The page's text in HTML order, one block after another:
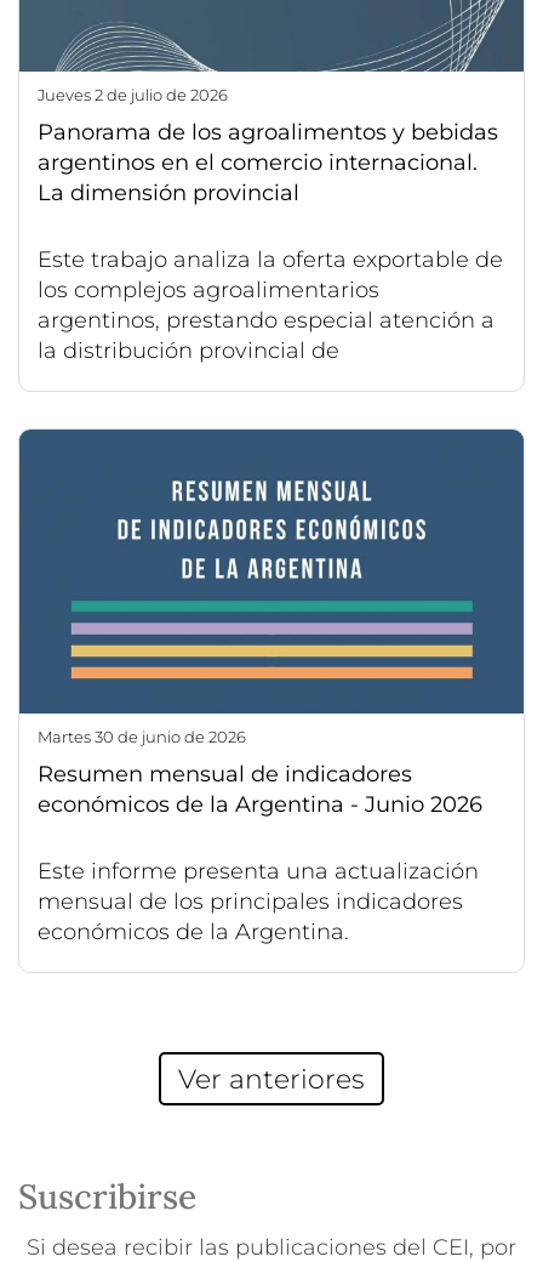
jueves 2 de julio de 2026
Panorama de los agroalimentos y bebidas
argentinos en el comercio internacional.
La dimensión provincial
Este trabajo analiza la oferta exportable de
los complejos agroalimentarios
argentinos, prestando especial atención a
la distribución provincial de
martes 30 de junio de 2026
Resumen mensual de indicadores
económicos de la Argentina - Junio 2026
Este informe presenta una actualización
mensual de los principales indicadores
económicos de la Argentina.
Ver anteriores
Suscribirse
Si desea recibir las publicaciones del CEI, por